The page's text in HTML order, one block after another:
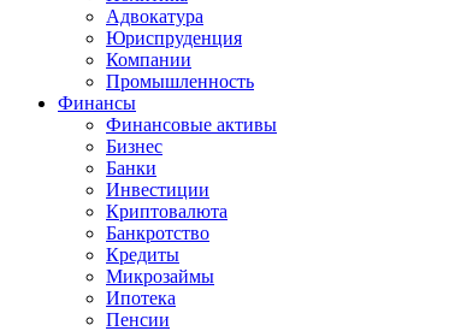
Адвокатура
Юриспруденция
Компании
Промышленность
Финансы
Финансовые активы
Бизнес
Банки
Инвестиции
Криптовалюта
Банкротство
Кредиты
Микрозаймы
Ипотека
Пенсии